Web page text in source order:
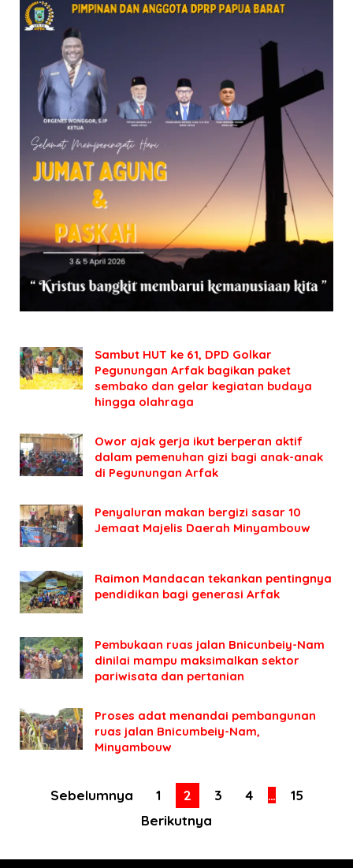
Sambut HUT ke 61, DPD Golkar
Pegunungan Arfak bagikan paket
sembako dan gelar kegiatan budaya
hingga olahraga
Owor ajak gerja ikut berperan aktif
dalam pemenuhan gizi bagi anak-anak
di Pegunungan Arfak
Penyaluran makan bergizi sasar 10
Jemaat Majelis Daerah Minyambouw
Raimon Mandacan tekankan pentingnya
pendidikan bagi generasi Arfak
Pembukaan ruas jalan Bnicunbeiy-Nam
dinilai mampu maksimalkan sektor
pariwisata dan pertanian
Proses adat menandai pembangunan
ruas jalan Bnicumbeiy-Nam,
Minyambouw
Sebelumnya 1 2 3 4 …
15
Berikutnya